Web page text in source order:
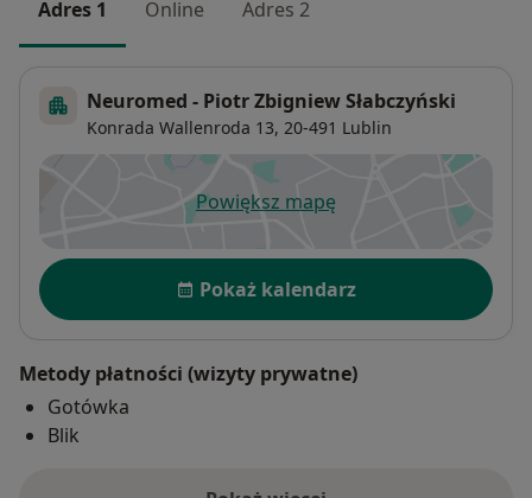
Adres 1 Online Adres 2
Neuromed - Piotr Zbigniew Słabczyński
Konrada Wallenroda 13, 20-491 Lublin
Powiększ mapęotwiera się w nowej karcie
Dostępność
Pokaż kalendarz
Metody płatności (wizyty prywatne)
Gotówka
Blik